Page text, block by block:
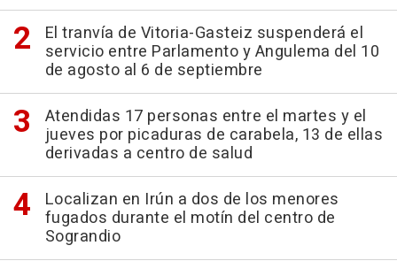
El tranvía de Vitoria-Gasteiz suspenderá el
servicio entre Parlamento y Angulema del 10
de agosto al 6 de septiembre
Atendidas 17 personas entre el martes y el
jueves por picaduras de carabela, 13 de ellas
derivadas a centro de salud
Localizan en Irún a dos de los menores
fugados durante el motín del centro de
Sograndio